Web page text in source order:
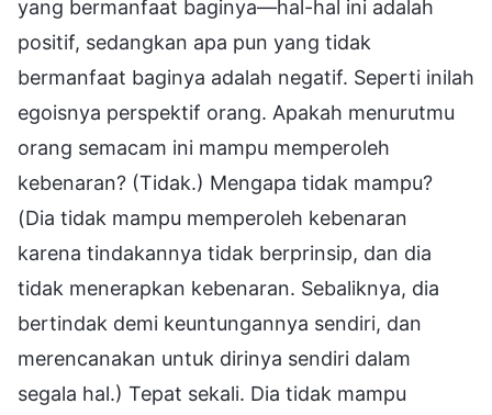
yang bermanfaat baginya—hal-hal ini adalah
positif, sedangkan apa pun yang tidak
bermanfaat baginya adalah negatif. Seperti inilah
egoisnya perspektif orang. Apakah menurutmu
orang semacam ini mampu memperoleh
kebenaran? (Tidak.) Mengapa tidak mampu?
(Dia tidak mampu memperoleh kebenaran
karena tindakannya tidak berprinsip, dan dia
tidak menerapkan kebenaran. Sebaliknya, dia
bertindak demi keuntungannya sendiri, dan
merencanakan untuk dirinya sendiri dalam
segala hal.) Tepat sekali. Dia tidak mampu